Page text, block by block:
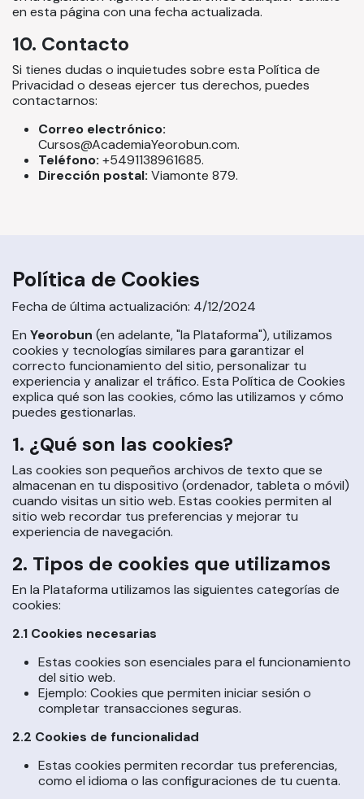
en esta página con una fecha actualizada.
10. Contacto
Si tienes dudas o inquietudes sobre esta Política de
Privacidad o deseas ejercer tus derechos, puedes
contactarnos:
Correo electrónico:
Cursos@AcademiaYeorobun.com.
Teléfono: +5491138961685.
Dirección postal: Viamonte 879.
Política de Cookies
Fecha de última actualización: 4/12/2024
En Yeorobun (en adelante, "la Plataforma"), utilizamos
cookies y tecnologías similares para garantizar el
correcto funcionamiento del sitio, personalizar tu
experiencia y analizar el tráfico. Esta Política de Cookies
explica qué son las cookies, cómo las utilizamos y cómo
puedes gestionarlas.
1. ¿Qué son las cookies?
Las cookies son pequeños archivos de texto que se
almacenan en tu dispositivo (ordenador, tableta o móvil)
cuando visitas un sitio web. Estas cookies permiten al
sitio web recordar tus preferencias y mejorar tu
experiencia de navegación.
2. Tipos de cookies que utilizamos
En la Plataforma utilizamos las siguientes categorías de
cookies:
2.1 Cookies necesarias
Estas cookies son esenciales para el funcionamiento
del sitio web.
Ejemplo: Cookies que permiten iniciar sesión o
completar transacciones seguras.
2.2 Cookies de funcionalidad
Estas cookies permiten recordar tus preferencias,
como el idioma o las configuraciones de tu cuenta.